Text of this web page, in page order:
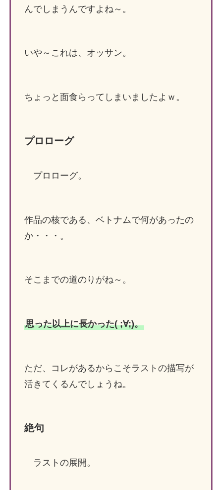
んでしまうんですよね～。
いや～これは、オッサン。
ちょっと面食らってしまいましたよｗ。
プロローグ
プロローグ。
作品の核である、ベトナムで何があったの
か・・・。
そこまでの道のりがね～。
思った以上に長かった( ;∀;)。
ただ、コレがあるからこそラストの描写が
活きてくるんでしょうね。
絶句
ラストの展開。